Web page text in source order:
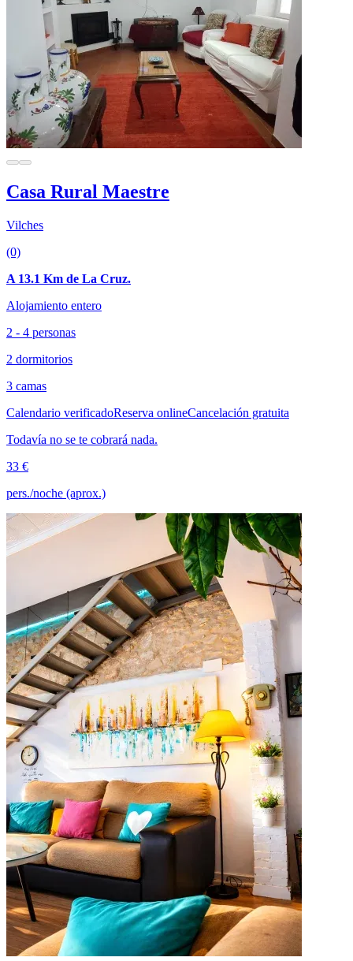
Casa Rural Maestre
Vilches
(0)
A 13.1 Km de La Cruz.
Alojamiento entero
2 - 4 personas
2 dormitorios
3 camas
Calendario verificadoReserva onlineCancelación gratuita
Todavía no se te cobrará nada.
33 €
pers./noche (aprox.)